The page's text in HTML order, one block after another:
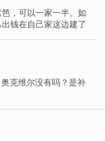
，可以一家一半。如
钱在自己家这边建了
克维尔没有吗？是补